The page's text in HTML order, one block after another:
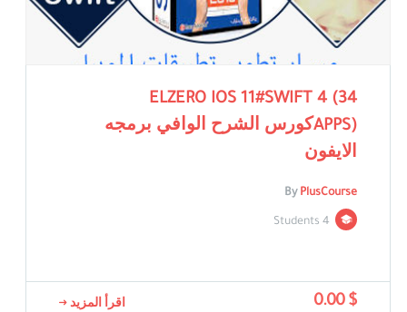
ELZERO IOS 11#SWIFT 4 (34
APPS)كورس الشرح الوافي برمجه
الايفون
By PlusCourse
4 Students
$ 0.00 اقرأ المزيد